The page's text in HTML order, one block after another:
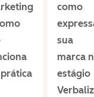
como
sua
marca
estágio